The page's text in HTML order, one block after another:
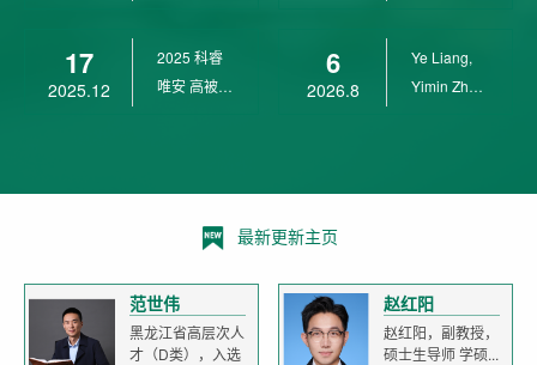
17
2025.12
2025 科睿
唯安 高被引
6
2026.8
Ye Liang,
Yimin Zhu,
最新更新主页
范世伟
黑龙江省高层次人
才（D类），入选
赵红阳
赵红阳，副教授，
硕士生导师 学硕...